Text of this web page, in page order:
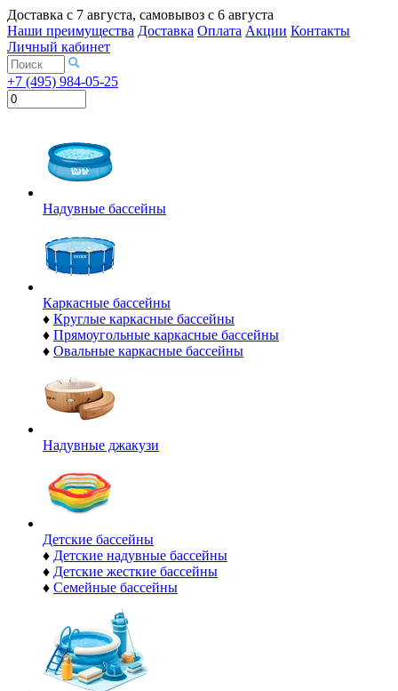
Доставка с 7 августа, самовывоз с 6 августа
Наши преимущества Доставка Оплата Акции Контакты
Личный кабинет
+7 (495) 984-05-25
Надувные бассейны
Каркасные бассейны
♦ Круглые каркасные бассейны
♦ Прямоугольные каркасные бассейны
♦ Овальные каркасные бассейны
Надувные джакузи
Детские бассейны
♦ Детские надувные бассейны
♦ Детские жесткие бассейны
♦ Семейные бассейны